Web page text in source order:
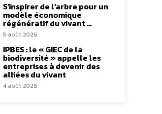
S’inspirer de l’arbre pour un
modèle économique
régénératif du vivant …
5 août 2026
IPBES : le « GIEC de la
biodiversité » appelle les
entreprises à devenir des
alliées du vivant
4 août 2026